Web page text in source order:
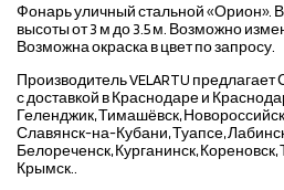
Фонарь уличный стальной «Орион».
высоты от 3 м до 3.5 м. Возможно
Возможна окраска в цвет по запросу.
Производитель VELARTU
с доставкой в Краснодаре и
Геленджик, Тимашёвск,
Славянск-на-Кубани, Туапсе,
Белореченск, Курганинск,
Крымск..